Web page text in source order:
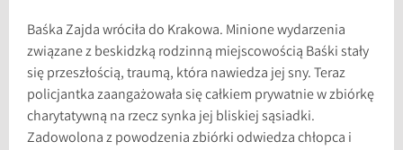
Baśka Zajda wróciła do Krakowa. Minione wydarzenia
związane z beskidzką rodzinną miejscowością Baśki stały
się przeszłością, traumą, która nawiedza jej sny. Teraz
policjantka zaangażowała się całkiem prywatnie w zbiórkę
charytatywną na rzecz synka jej bliskiej sąsiadki.
Zadowolona z powodzenia zbiórki odwiedza chłopca i